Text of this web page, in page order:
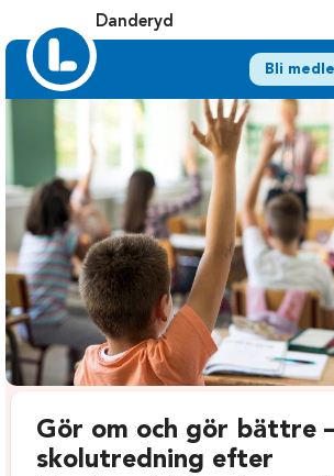
Danderyd
Bli
Gör om och gör bättre
skolutredning efter